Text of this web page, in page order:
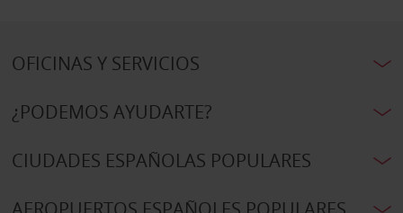
OFICINAS Y SERVICIOS
¿PODEMOS AYUDARTE?
CIUDADES ESPAÑOLAS POPULARES